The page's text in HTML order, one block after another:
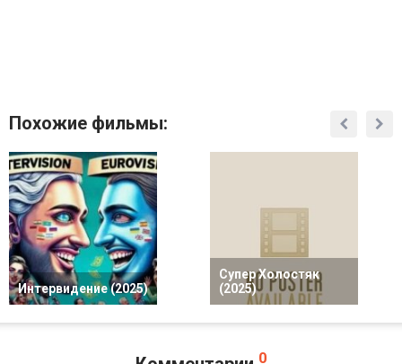
Похожие фильмы:
Интервидение (2025)
Супер Холостяк
(2025)
0